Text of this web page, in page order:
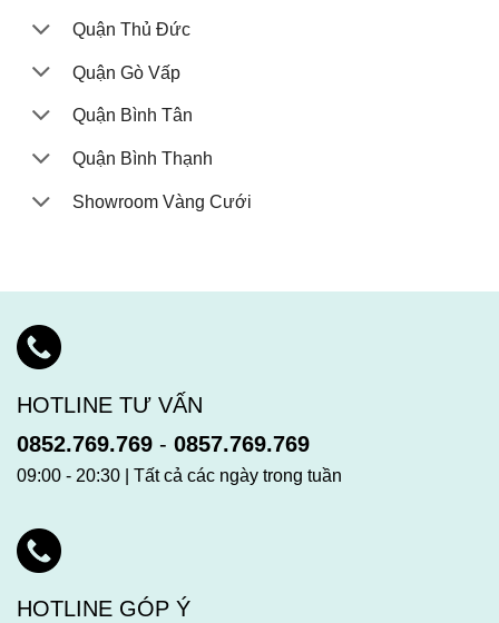
Quận Thủ Đức
Quận Gò Vấp
Quận Bình Tân
Quận Bình Thạnh
Showroom Vàng Cưới
HOTLINE TƯ VẤN
0852.769.769 - 0857.769.769
09:00 - 20:30 | Tất cả các ngày trong tuần
HOTLINE GÓP Ý